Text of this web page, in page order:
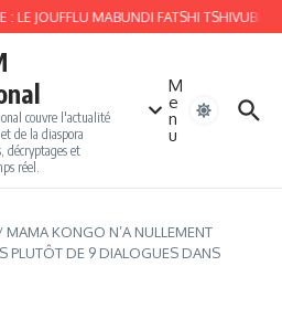
JOUFFLU MABUNDI FATSHI TSHIVUBE A
couvre l'actualité
de la diaspora
décryptages et
réel.
M
e
n
u
MAMA KONGO N’A NULLEMENT
PLUTÔT DE 9 DIALOGUES DANS